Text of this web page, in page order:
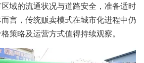
域的流通状况与道路安全，准备适时
言，传统贩卖模式在城市化进程中仍
策略及运营方式值得持续观察。